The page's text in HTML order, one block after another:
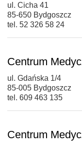
ul. Cicha 41
85-650 Bydgoszcz
tel. 52 326 58 24
Centrum
ul. Gdańska 1/4
85-005 Bydgoszcz
tel. 609 463 135
Centrum